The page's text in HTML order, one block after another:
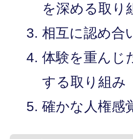
を深める取り
相互に認め合
体験を重んじ
する取り組み
確かな人権感